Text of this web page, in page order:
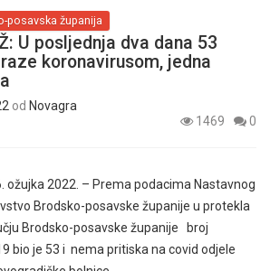
posavska županija
U posljednja dva dana 53
koronavirusom, jedna
od Novagra
1469
0
ožujka 2022. – Prema podacima Nastavnog
Brodsko-posavske županije u protekla
Brodsko-posavske županije broj
bio je 53 i nema pritiska na covid odjele